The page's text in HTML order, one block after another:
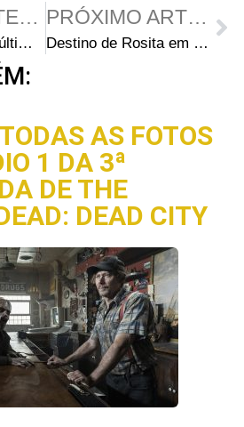
ARTIGO ANTERIOR
Quem morreu no último episódio de The Walking Dead?
PRÓXIMO ARTIGO
Destino de Rosita em The Walking Dead foi ideia de Christian Serratos
AS FOTOS
1 DA 3ª
DE THE
DEAD CITY